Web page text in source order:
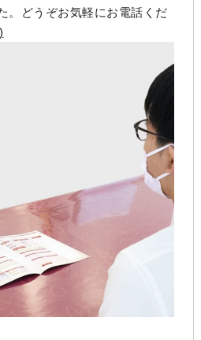
。どうぞお気軽にお電話くだ